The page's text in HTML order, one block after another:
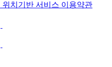
위치기반 서비스 이용약관